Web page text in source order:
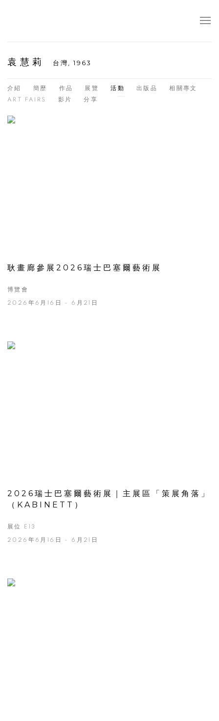
袁慧莉 台灣, 1963
介紹 簡歷 作品 展覽 活動 出版品
相關專文
ART FAIRS
影片 分享
耿畫廊參展2026瑞士巴塞爾藝術展
博覽會
2026年6月16日 - 6月21日
2026瑞士巴塞爾藝術展｜主展區「策展角落」
（KABINETT）
展位 E13
2026年6月16日 - 6月21日